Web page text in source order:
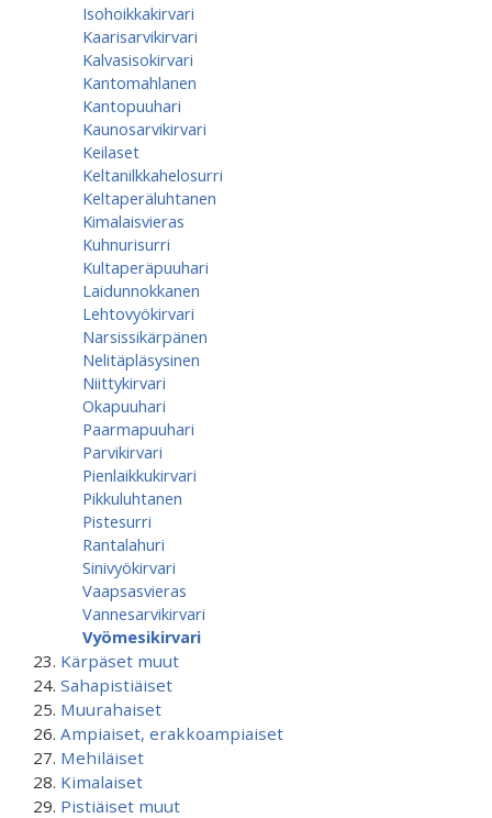
Isohoikkakirvari
Kaarisarvikirvari
Kalvasisokirvari
Kantomahlanen
Kantopuuhari
Kaunosarvikirvari
Keilaset
Keltanilkkahelosurri
Keltaperäluhtanen
Kimalaisvieras
Kuhnurisurri
Kultaperäpuuhari
Laidunnokkanen
Lehtovyökirvari
Narsissikärpänen
Nelitäpläsysinen
Niittykirvari
Okapuuhari
Paarmapuuhari
Parvikirvari
Pienlaikkukirvari
Pikkuluhtanen
Pistesurri
Rantalahuri
Sinivyökirvari
Vaapsasvieras
Vannesarvikirvari
Vyömesikirvari
Kärpäset muut
Sahapistiäiset
Muurahaiset
Ampiaiset, erakkoampiaiset
Mehiläiset
Kimalaiset
Pistiäiset muut